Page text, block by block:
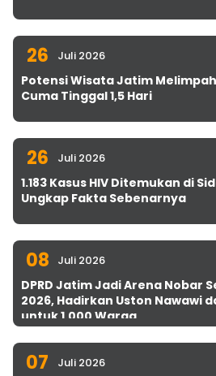
26 Juli 2026
Potensi Wisata Jatim
Cuma Tinggal 1,5 Hari
26 Juli 2026
1.183 Kasus HIV Ditemukan di
Ungkap Fakta Sebenarnya
08 Juli 2026
DPRD Jatim Jadi Arena Nobar
2026, Hadirkan Uston Nawawi
untuk 1.000 Warga
07 Juli 2026